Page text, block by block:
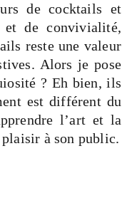
de cocktails et
et de convivialité,
reste une valeur
Alors je pose
? Eh bien, ils
est différent du
l’art et la
à son public.